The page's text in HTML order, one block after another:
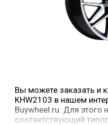
Вы можете заказать и
KHW2103 в нашем
Buywheel.ru. Для этого
соответствующий